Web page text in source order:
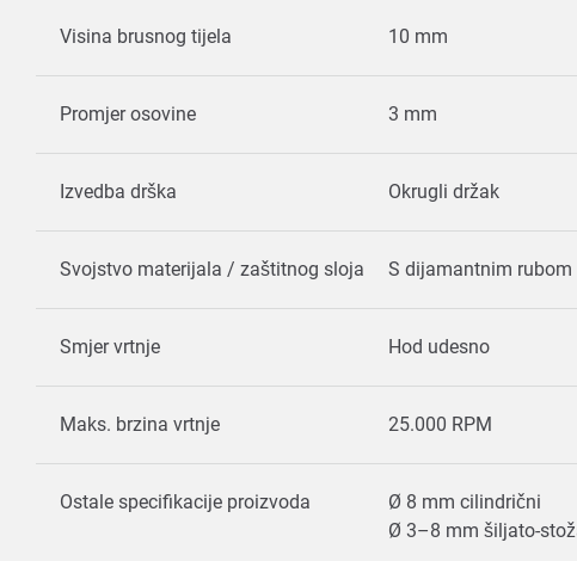
Visina brusnog tijela 10 mm
Promjer osovine 3 mm
Izvedba drška Okrugli držak
Svojstvo materijala / zaštitnog sloja S dijamantnim rubom
Smjer vrtnje Hod udesno
Maks. brzina vrtnje 25.000 RPM
Ostale specifikacije proizvoda
Ø 8 mm cilindrični
Ø 3–8 mm šiljato-